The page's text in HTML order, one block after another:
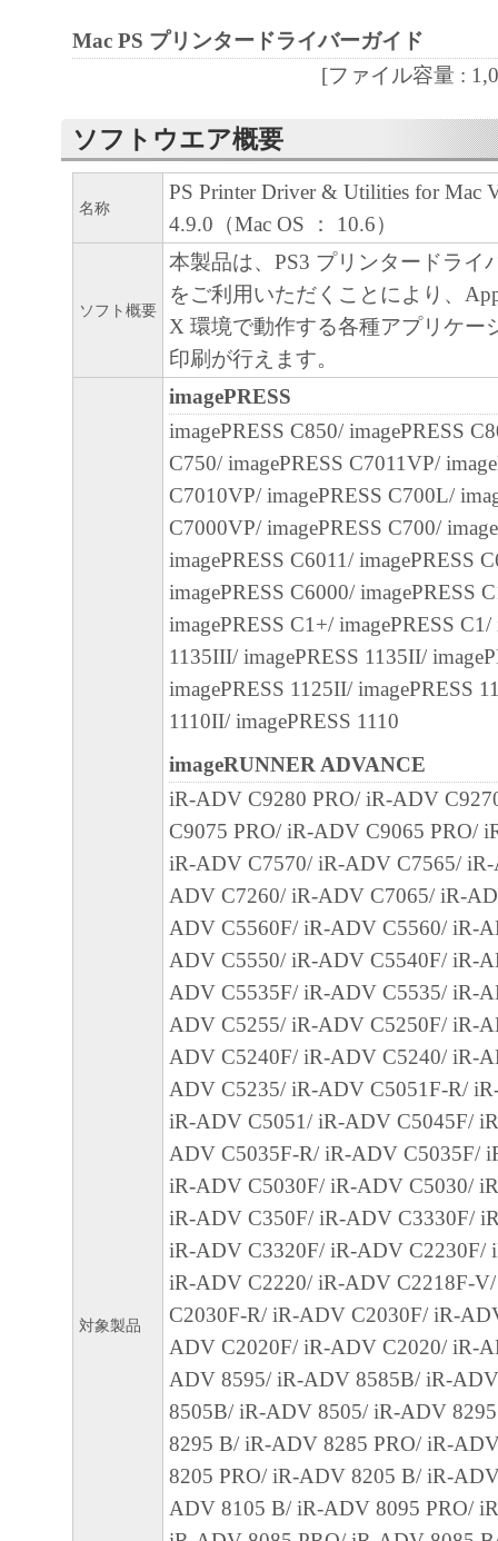
しくは削除してはなりません。
「本ソフトウェア」に係る権原および所有
によりキヤノンまたはキヤノンのライセン
５．輸出
お客様は、日本国政府または関連する外国
許可等を得ることなしに、「本ソフトウェ
は一部を、直接または間接に輸出してはな
６．サポートおよびアップデート
キヤノン、キヤノンの子会社、関係会社、
理店および販売店、並びにキヤノンのライ
客様による「本ソフトウェア」の使用を支
よび「本ソフトウェア」に対してアップデ
正あるいはサポートを行うことについて、
負うものではありません。
７．保証の否認・免責
(1) 「本ソフトウェア」は、『現状のまま
諾されます。キヤノン、キヤノンのライセ
たは販売店のいずれも、「本ソフトウェア
品性および特定の目的への適合性の保証を
保証も、明示たると黙示たるとを問わず一
(2) キヤノン、キヤノンのライセンサー、
社、キヤノンの関連会社、それらの販売代
店のいずれも、「本ソフトウェア」の使用
から生ずるいかなる損害（逸失利益および
または付随的な損害を含むがこれらに限定
損害を言います。）について、適用法で認
一切の責任を負わないものとします。たと
キヤノンのライセンサー、キヤノンの子会
関連会社、それらの販売代理店または販売
の可能性について知らされていた場合でも
(3) キヤノン、キヤノンのライセンサー、
社、キヤノンの関連会社、それらの販売代
店のいずれも、「本ソフトウェア」、また
ェア」の使用に起因または関連してお客様
に生じたいかなる紛争についても、一切責
のとします。
８．契約期間
(1) 本契約書は、お客様が、『同意』を示
クリックした時点、または「本ソフトウェ
Mac PS プリンタードライバーガイド
[ファイル容量 :
ソフトウエア概要
名称
PS Printer Driver & Utilities for Mac
4.9.0（Mac OS ： 10.6）
ソフト概要
本製品は、PS3 プリンタードライ
をご利用いただくことにより、
X 環境で動作する各種アプリケー
印刷が行えます。
対象製品
imagePRESS
imagePRESS C850/ imagePRESS
C750/ imagePRESS C7011VP/
C7010VP/ imagePRESS C700L/
C7000VP/ imagePRESS C700/
imagePRESS C6011/ imagePRESS
imagePRESS C6000/ imagePRESS
imagePRESS C1+/ imagePRESS C1/
1135III/ imagePRESS 1135II/
imagePRESS 1125II/ imagePRESS
1110II/ imagePRESS 1110
imageRUNNER ADVANCE
iR-ADV C9280 PRO/ iR-ADV
C9075 PRO/ iR-ADV C9065 PRO/
iR-ADV C7570/ iR-ADV C7565/
ADV C7260/ iR-ADV C7065/ iR-
ADV C5560F/ iR-ADV C5560/ iR-
ADV C5550/ iR-ADV C5540F/ iR-
ADV C5535F/ iR-ADV C5535/ iR-
ADV C5255/ iR-ADV C5250F/ iR-
ADV C5240F/ iR-ADV C5240/ iR-
ADV C5235/ iR-ADV C5051F-R/
iR-ADV C5051/ iR-ADV C5045F/
ADV C5035F-R/ iR-ADV C5035F/
iR-ADV C5030F/ iR-ADV C5030/
iR-ADV C350F/ iR-ADV C3330F/
iR-ADV C3320F/ iR-ADV C2230F/
iR-ADV C2220/ iR-ADV C2218F-
C2030F-R/ iR-ADV C2030F/ iR-
ADV C2020F/ iR-ADV C2020/ iR-
ADV 8595/ iR-ADV 8585B/ iR-
8505B/ iR-ADV 8505/ iR-ADV
8295 B/ iR-ADV 8285 PRO/ iR-
8205 PRO/ iR-ADV 8205 B/ iR-
ADV 8105 B/ iR-ADV 8095 PRO/